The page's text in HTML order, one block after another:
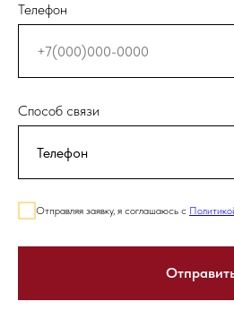
Телефон
Способ связи
Отправляя заявку, я соглашаюсь с